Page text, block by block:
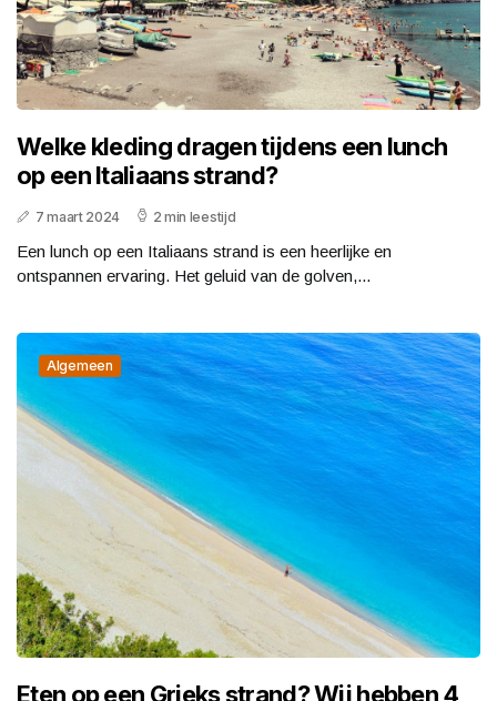
Welke kleding dragen tijdens een lunch
op een Italiaans strand?
7 maart 2024 2 min leestijd
Een lunch op een Italiaans strand is een heerlijke en
ontspannen ervaring. Het geluid van de golven,...
Algemeen
Eten op een Grieks strand? Wij hebben 4